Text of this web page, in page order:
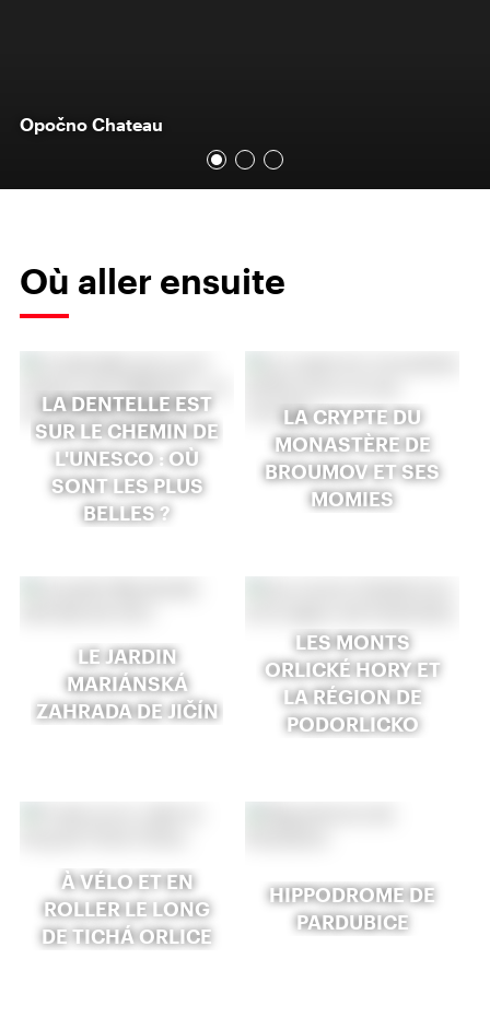
Opočno Chateau
Où aller ensuite
LA DENTELLE EST
SUR LE CHEMIN DE
L'UNESCO : OÙ
SONT LES PLUS
BELLES ?
LA CRYPTE DU
MONASTÈRE DE
BROUMOV ET SES
MOMIES
LE JARDIN
MARIÁNSKÁ
ZAHRADA DE JIČÍN
LES MONTS
ORLICKÉ HORY ET
LA RÉGION DE
PODORLICKO
À VÉLO ET EN
ROLLER LE LONG
DE TICHÁ ORLICE
HIPPODROME DE
PARDUBICE